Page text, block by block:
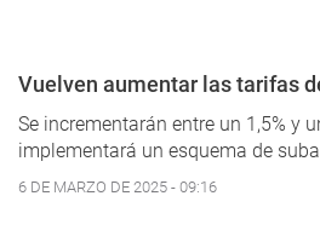
Vuelven aumentar las tarifas
Se incrementarán entre un 1,5% y
implementará un esquema de
6 DE MARZO DE 2025 - 09:16